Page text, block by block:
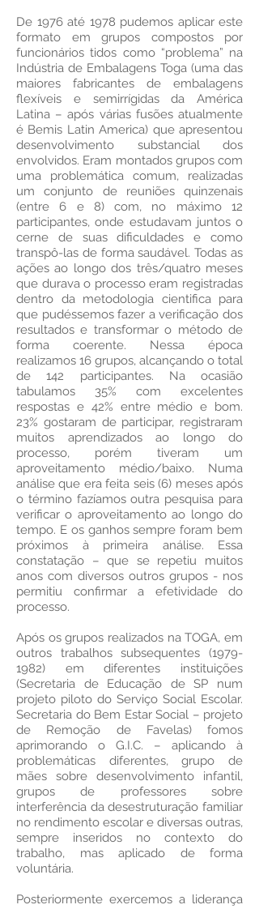
De 1976 até 1978 pudemos aplicar este
formato em grupos compostos por
funcionários tidos como “problema” na
Indústria de Embalagens Toga (uma das
maiores fabricantes de embalagens
flexíveis e semirrígidas da América
Latina – após várias fusões atualmente
é Bemis Latin America) que apresentou
desenvolvimento substancial dos
envolvidos. Eram montados grupos com
uma problemática comum, realizadas
um conjunto de reuniões quinzenais
(entre 6 e 8) com, no máximo 12
participantes, onde estudavam juntos o
cerne de suas dificuldades e como
transpô-las de forma saudável. Todas as
ações ao longo dos três/quatro meses
que durava o processo eram registradas
dentro da metodologia cientifica para
que pudéssemos fazer a verificação dos
resultados e transformar o método de
forma coerente. Nessa época
realizamos 16 grupos, alcançando o total
de 142 participantes. Na ocasião
tabulamos 35% com excelentes
respostas e 42% entre médio e bom.
23% gostaram de participar, registraram
muitos aprendizados ao longo do
processo, porém tiveram um
aproveitamento médio/baixo. Numa
análise que era feita seis (6) meses após
o término fazíamos outra pesquisa para
verificar o aproveitamento ao longo do
tempo. E os ganhos sempre foram bem
próximos à primeira análise. Essa
constatação – que se repetiu muitos
anos com diversos outros grupos - nos
permitiu confirmar a efetividade do
processo.
Após os grupos realizados na TOGA, em
outros trabalhos subsequentes (1979-
1982) em diferentes instituições
(Secretaria de Educação de SP num
projeto piloto do Serviço Social Escolar.
Secretaria do Bem Estar Social – projeto
de Remoção de Favelas) fomos
aprimorando o G.I.C. – aplicando à
problemáticas diferentes, grupo de
mães sobre desenvolvimento infantil,
grupos de professores sobre
interferência da desestruturação familiar
no rendimento escolar e diversas outras,
sempre inseridos no contexto do
trabalho, mas aplicado de forma
voluntária.
Posteriormente exercemos a liderança